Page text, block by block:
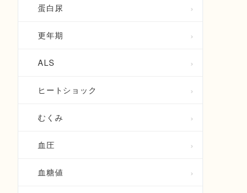
蛋白尿
更年期
ALS
ヒートショック
むくみ
血圧
血糖値